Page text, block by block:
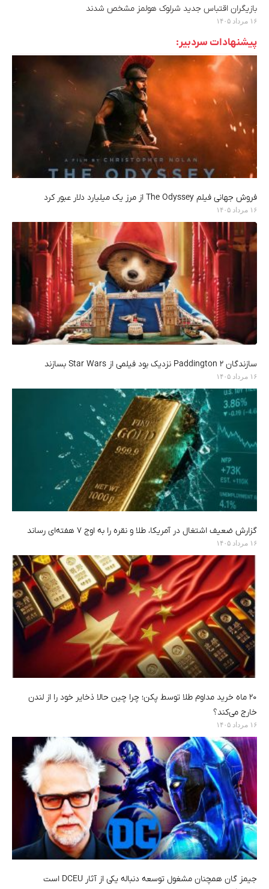
بازیگران اقتباس جدید شرلوک هولمز مشخص شدند
۱۶ مرداد ۱۴۰۵
پیشنهادات سردبیر:
فروش جهانی فیلم The Odyssey از مرز یک میلیارد دلار عبور کرد
۱۶ مرداد ۱۴۰۵
سازندگان Paddington 2 نزدیک بود فیلمی از Star Wars بسازند
۱۶ مرداد ۱۴۰۵
گزارش ضعیف اشتغال در آمریکا، طلا و نقره را به اوج ۷ هفته‌ای رساند
۱۶ مرداد ۱۴۰۵
۲۰ ماه خرید مداوم طلا توسط پکن؛ چرا چین حالا ذخایر خود را از لندن
خارج می‌کند؟
۱۶ مرداد ۱۴۰۵
جیمز گان همچنان مشغول توسعه دنباله یکی از آثار DCEU است